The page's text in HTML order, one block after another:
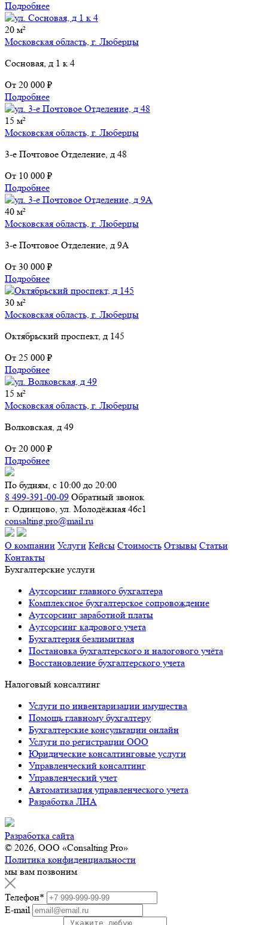
Подробнее
20 м²
Московская область, г. Люберцы
Сосновая, д 1 к 4
От 20 000 ₽
Подробнее
15 м²
Московская область, г. Люберцы
3-е Почтовое Отделение, д 48
От 10 000 ₽
Подробнее
40 м²
Московская область, г. Люберцы
3-е Почтовое Отделение, д 9А
От 30 000 ₽
Подробнее
30 м²
Московская область, г. Люберцы
Октябрьский проспект, д 145
От 25 000 ₽
Подробнее
15 м²
Московская область, г. Люберцы
Волковская, д 49
От 20 000 ₽
Подробнее
По будням, с 10:00 до 20:00
8 499-391-00-09 Обратный звонок
г. Одинцово, ул. Молодёжная 46с1
consalting.pro@mail.ru
О компании Услуги Кейсы Стоимость Отзывы Статьи
Контакты
Бухгалтерские услуги
Аутсорсинг главного бухгалтера
Комплексное бухгалтерское сопровождение
Аутсорсинг заработной платы
Аутсорсинг кадрового учета
Бухгалтерия безлимитная
Постановка бухгалтерского и налогового учёта
Восстановление бухгалтерского учета
Налоговый консалтинг
Услуги по инвентаризации имущества
Помощь главному бухгалтеру
Бухгалтерские консультации онлайн
Услуги по регистрации ООО
Юридические консалтинговые услуги
Управленческий консалтинг
Управленческий учет
Автоматизация управленческого учета
Разработка ЛНА
Разработка сайта
© 2026, ООО «Consalting Pro»
Политика конфиденциальности
мы вам позвоним
Телефон*
E-mail